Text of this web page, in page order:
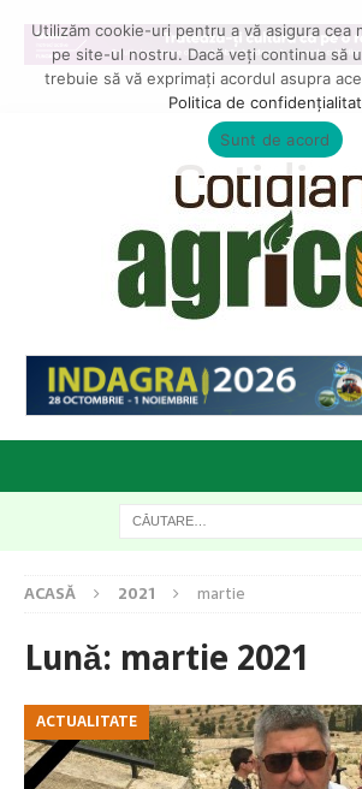
ACASĂ 2021 martie
Lună: martie 2021
ACTUALITATE
Utilizăm cookie-uri pentru a vă asigura cea
pe site-ul nostru. Dacă veți continua să
trebuie să vă exprimați acordul asupra
Politica de
Sunt de acord